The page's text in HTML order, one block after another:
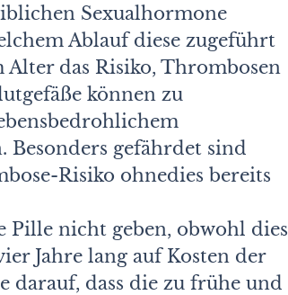
Sexualhormone
Ablauf diese zugeführt
das Risiko, Thrombosen
können zu
gefährdet sind
Risiko ohnedies bereits
Pille nicht geben, obwohl dies
Jahre lang auf Kosten der
darauf, dass die zu frühe und